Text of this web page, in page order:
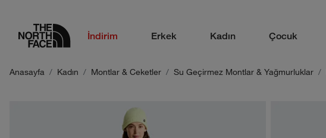
logoİndirim Erkek Kadın Çocuk
Anasayfa Kadın Montlar & Ceketler Su Geçirmez Montlar & Yağmurluklar